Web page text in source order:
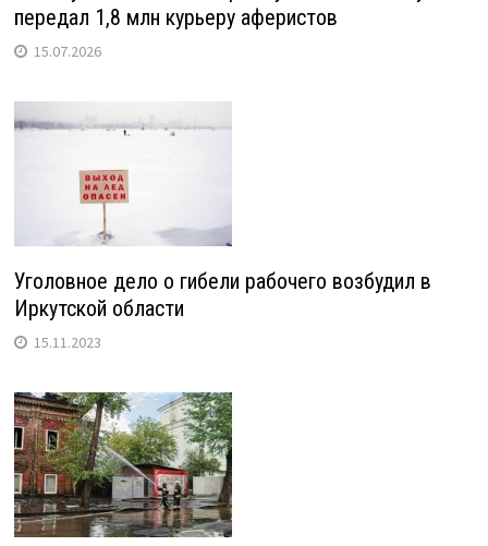
передал 1,8 млн курьеру аферистов
15.07.2026
Уголовное дело о гибели рабочего возбудил в
Иркутской области
15.11.2023